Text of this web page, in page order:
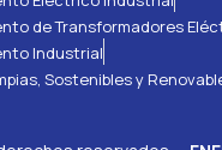
de Transformadores
Industrial
Sostenibles y